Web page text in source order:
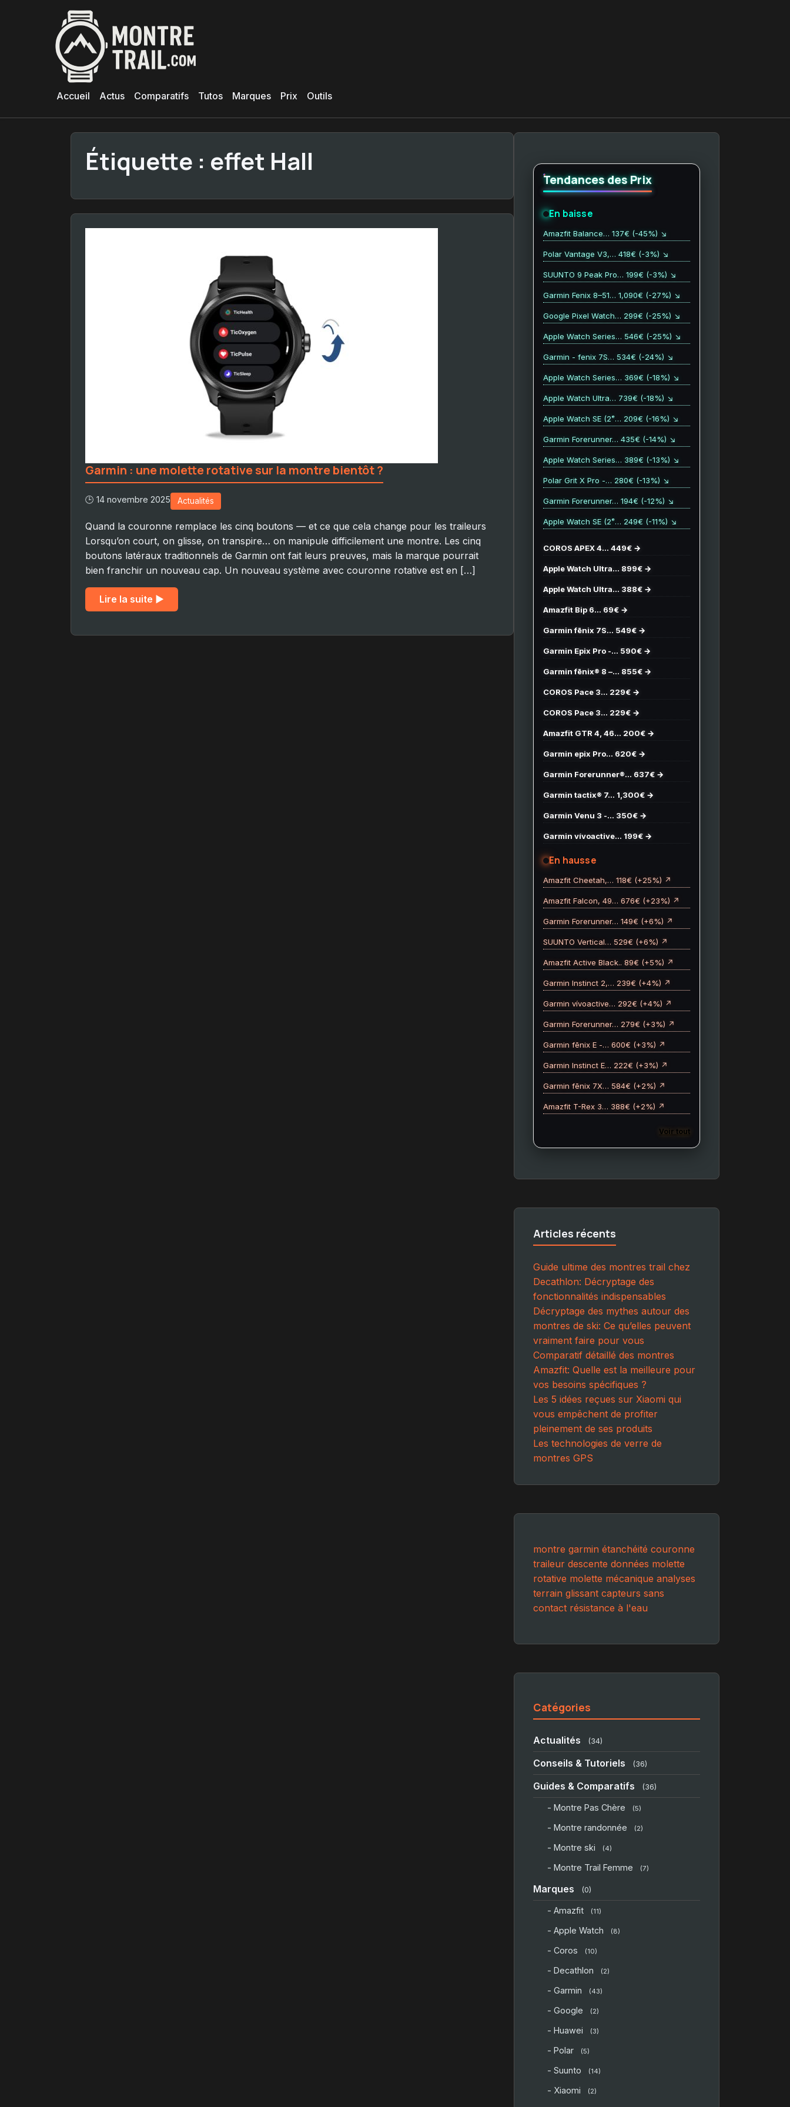
Accueil Actus Comparatifs Tutos Marques Prix Outils
Étiquette : effet Hall
Garmin : une molette rotative sur la montre bientôt ?
🕒 14 novembre 2025 Actualités
Quand la couronne remplace les cinq boutons — et ce que cela change pour les traileurs
Lorsqu’on court, on glisse, on transpire… on manipule difficilement une montre. Les cinq
boutons latéraux traditionnels de Garmin ont fait leurs preuves, mais la marque pourrait
bien franchir un nouveau cap. Un nouveau système avec couronne rotative est en […]
Lire la suite ▶︎
Tendances des Prix
En baisse
Amazfit Balance… 137€ (-45%) ↘
Polar Vantage V3,… 418€ (-3%) ↘
SUUNTO 9 Peak Pro… 199€ (-3%) ↘
Garmin Fenix 8–51… 1,090€ (-27%) ↘
Google Pixel Watch… 299€ (-25%) ↘
Apple Watch Series… 546€ (-25%) ↘
Garmin - fenix 7S… 534€ (-24%) ↘
Apple Watch Series… 369€ (-18%) ↘
Apple Watch Ultra… 739€ (-18%) ↘
Apple Watch SE (2ᵉ… 209€ (-16%) ↘
Garmin Forerunner… 435€ (-14%) ↘
Apple Watch Series… 389€ (-13%) ↘
Polar Grit X Pro -… 280€ (-13%) ↘
Garmin Forerunner… 194€ (-12%) ↘
Apple Watch SE (2ᵉ… 249€ (-11%) ↘
COROS APEX 4… 449€ →
Apple Watch Ultra… 899€ →
Apple Watch Ultra… 388€ →
Amazfit Bip 6… 69€ →
Garmin fēnix 7S… 549€ →
Garmin Epix Pro -… 590€ →
Garmin fēnix® 8 –… 855€ →
COROS Pace 3… 229€ →
COROS Pace 3… 229€ →
Amazfit GTR 4, 46… 200€ →
Garmin epix Pro… 620€ →
Garmin Forerunner®… 637€ →
Garmin tactix® 7… 1,300€ →
Garmin Venu 3 -… 350€ →
Garmin vívoactive… 199€ →
En hausse
Amazfit Cheetah,… 118€ (+25%) ↗
Amazfit Falcon, 49… 676€ (+23%) ↗
Garmin Forerunner… 149€ (+6%) ↗
SUUNTO Vertical… 529€ (+6%) ↗
Amazfit Active Black.. 89€ (+5%) ↗
Garmin Instinct 2,… 239€ (+4%) ↗
Garmin vívoactive… 292€ (+4%) ↗
Garmin Forerunner… 279€ (+3%) ↗
Garmin fēnix E -… 600€ (+3%) ↗
Garmin Instinct E… 222€ (+3%) ↗
Garmin fēnix 7X… 584€ (+2%) ↗
Amazfit T-Rex 3… 388€ (+2%) ↗
Voir tout
Articles récents
Guide ultime des montres trail chez
Decathlon: Décryptage des
fonctionnalités indispensables
Décryptage des mythes autour des
montres de ski: Ce qu’elles peuvent
vraiment faire pour vous
Comparatif détaillé des montres
Amazfit: Quelle est la meilleure pour
vos besoins spécifiques ?
Les 5 idées reçues sur Xiaomi qui
vous empêchent de profiter
pleinement de ses produits
Les technologies de verre de
montres GPS
montre garmin étanchéité couronne
traileur descente données molette
rotative molette mécanique analyses
terrain glissant capteurs sans
contact résistance à l'eau
Catégories
Actualités (34)
Conseils & Tutoriels (36)
Guides & Comparatifs (36)
- Montre Pas Chère (5)
- Montre randonnée (2)
- Montre ski (4)
- Montre Trail Femme (7)
Marques (0)
- Amazfit (11)
- Apple Watch (8)
- Coros (10)
- Decathlon (2)
- Garmin (43)
- Google (2)
- Huawei (3)
- Polar (5)
- Suunto (14)
- Xiaomi (2)